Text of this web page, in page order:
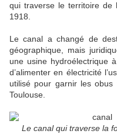
qui traverse le territoire de
1918.
Le canal a changé de
géographique, mais
une usine hydroélectrique
d’alimenter en électricité
utilisé pour garnir les
Toulouse.
Le canal qui traverse la